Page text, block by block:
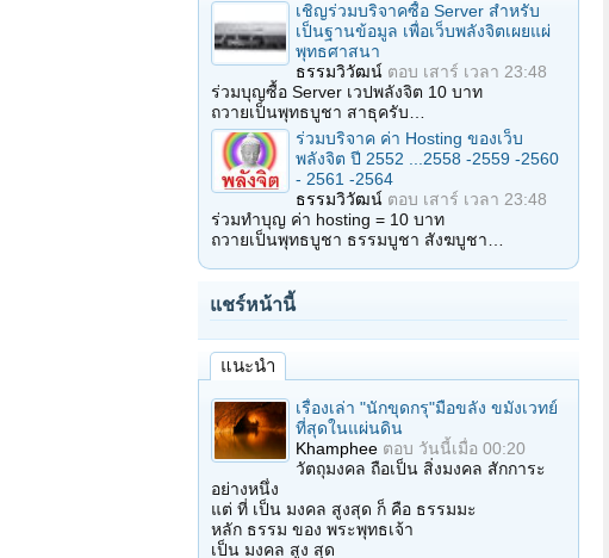
เชิญร่วมบริจาคซื้อ Server สำหรับ
เป็นฐานข้อมูล เพื่อเว็บพลังจิตเผยแผ่
พุทธศาสนา
ธรรมวิวัฒน์ ตอบ เสาร์ เวลา 23:48
ร่วมบุญซื้อ Server เวปพลังจิต 10 บาท
ถวายเป็นพุทธบูชา สาธุครับ…
ร่วมบริจาค ค่า Hosting ของเว็บ
พลังจิต ปี 2552 ...2558 -2559 -2560
- 2561 -2564
ธรรมวิวัฒน์ ตอบ เสาร์ เวลา 23:48
ร่วมทำบุญ ค่า hosting = 10 บาท
ถวายเป็นพุทธบูชา ธรรมบูชา สังฆบูชา…
แชร์หน้านี้
แนะนำ
เรื่องเล่า "นักขุดกรุ"มือขลัง ขมังเวทย์
ที่สุดในแผ่นดิน
Khamphee ตอบ วันนี้เมื่อ 00:20
วัตถุมงคล ถือเป็น สิ่งมงคล สักการะ
อย่างหนึ่ง
แต่ ที่ เป็น มงคล สูงสุด ก็ คือ ธรรมมะ
หลัก ธรรม ของ พระพุทธเจ้า
เป็น มงคล สูง สุด